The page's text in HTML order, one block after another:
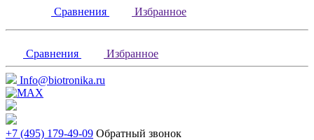
Сравнения Избранное
Сравнения Избранное
Info@biotronika.ru
+7 (495) 179-49-09 Обратный звонок